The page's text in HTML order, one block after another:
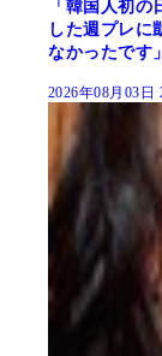
「韓国人初
した週プレに
なかったです」
2026年08月03日